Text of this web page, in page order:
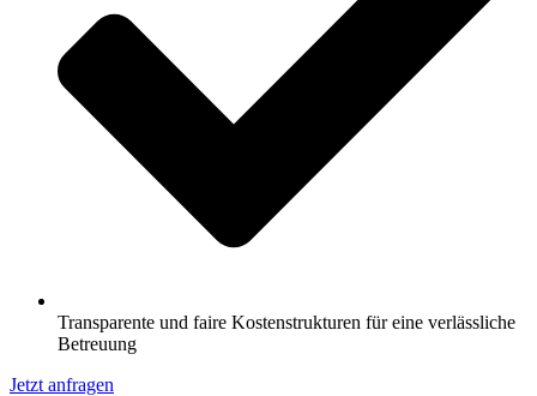
Transparente und faire Kostenstrukturen für eine verlässliche
Betreuung
Jetzt anfragen